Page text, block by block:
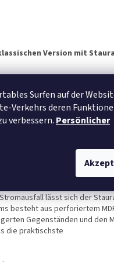
Surfen auf der
Verkehrs deren
verbessern. Persönlicher
Version mit
durch Beschläge fest
Metall, ausgestattet mit
eine hohe Liegefläche und ein
kinderleicht. An beiden Seiten
des Bettes zu
Linearantrieb des
lässt sich der
besteht aus perforiertem
Gegenständen und den
die praktischste